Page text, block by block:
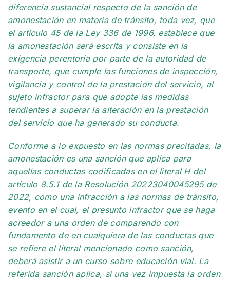
diferencia sustancial respecto de la sanción de
amonestación en materia de tránsito, toda vez, que
el artículo 45 de la Ley 336 de 1996, establece que
la amonestación será escrita y consiste en la
exigencia perentoria por parte de la autoridad de
transporte, que cumple las funciones de inspección,
vigilancia y control de la prestación del servicio, al
sujeto infractor para que adopte las medidas
tendientes a superar la alteración en la prestación
del servicio que ha generado su conducta.
Conforme a lo expuesto en las normas precitadas, la
amonestación es una sanción que aplica para
aquellas conductas codificadas en el literal H del
artículo 8.5.1 de la Resolución 20223040045295 de
2022, como una infracción a las normas de tránsito,
evento en el cual, el presunto infractor que se haga
acreedor a una orden de comparendo con
fundamento de en cualquiera de las conductas que
se refiere el literal mencionado como sanción,
deberá asistir a un curso sobre educación vial. La
referida sanción aplica, si una vez impuesta la orden